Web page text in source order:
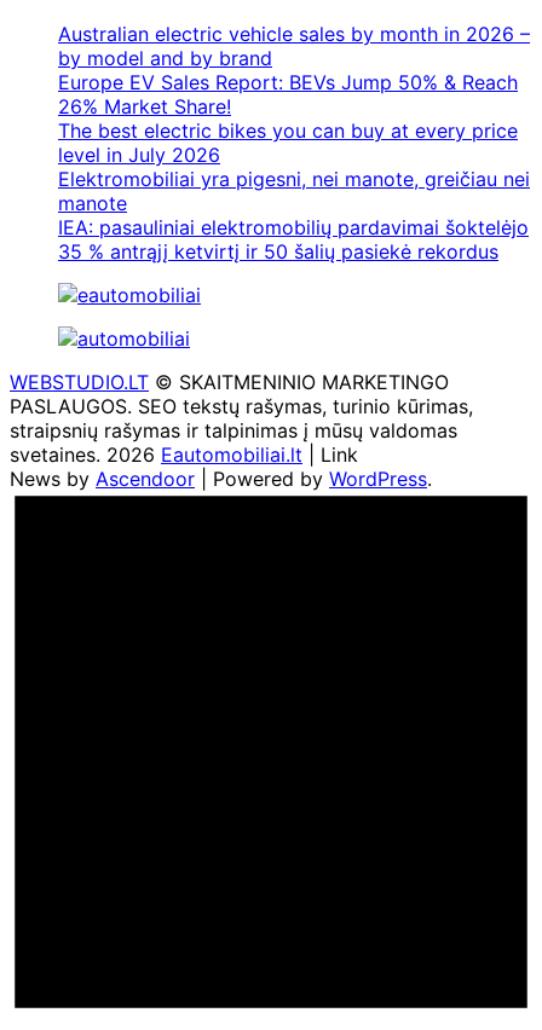
Australian electric vehicle sales by month in 2026 –
by model and by brand
Europe EV Sales Report: BEVs Jump 50% & Reach
26% Market Share!
The best electric bikes you can buy at every price
level in July 2026
Elektromobiliai yra pigesni, nei manote, greičiau nei
manote
IEA: pasauliniai elektromobilių pardavimai šoktelėjo
35 % antrąjį ketvirtį ir 50 šalių pasiekė rekordus
WEBSTUDIO.LT © SKAITMENINIO MARKETINGO
PASLAUGOS. SEO tekstų rašymas, turinio kūrimas,
straipsnių rašymas ir talpinimas į mūsų valdomas
svetaines. 2026 Eautomobiliai.lt | Link
News by Ascendoor | Powered by WordPress.